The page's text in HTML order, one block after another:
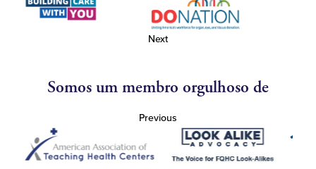
Next
Somos um membro orgulhoso de
Previous